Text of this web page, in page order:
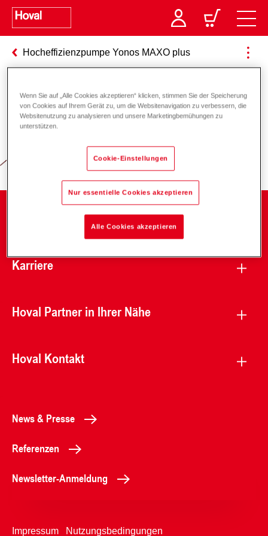
Hocheffizienzpumpe Yonos MAXO plus
Verantwortung für Energie und
Karriere
Hoval Partner in Ihrer Nähe
Hoval Kontakt
News & Presse
Referenzen
Newsletter-Anmeldung
Impressum Nutzungsbedingungen
Wenn Sie auf „Alle Cookies akzeptieren“ klicken, stimmen Sie der Speicherung
von Cookies auf Ihrem Gerät zu, um die Websitenavigation zu verbessern, die
Websitenutzung zu analysieren und unsere Marketingbemühungen zu
unterstützen.
Cookie-Einstellungen
Nur essentielle Cookies akzeptieren
Alle Cookies akzeptieren